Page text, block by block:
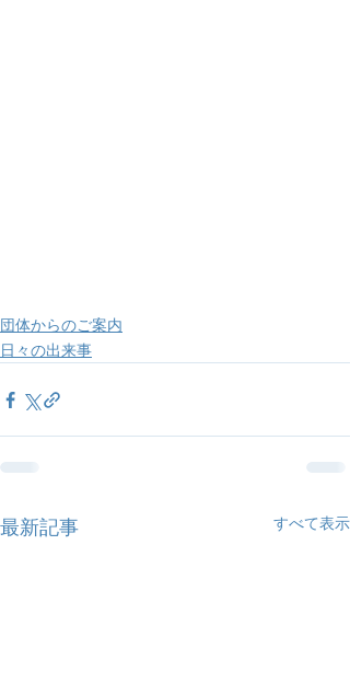
団体からのご案内
日々の出来事
最新記事 すべて表示